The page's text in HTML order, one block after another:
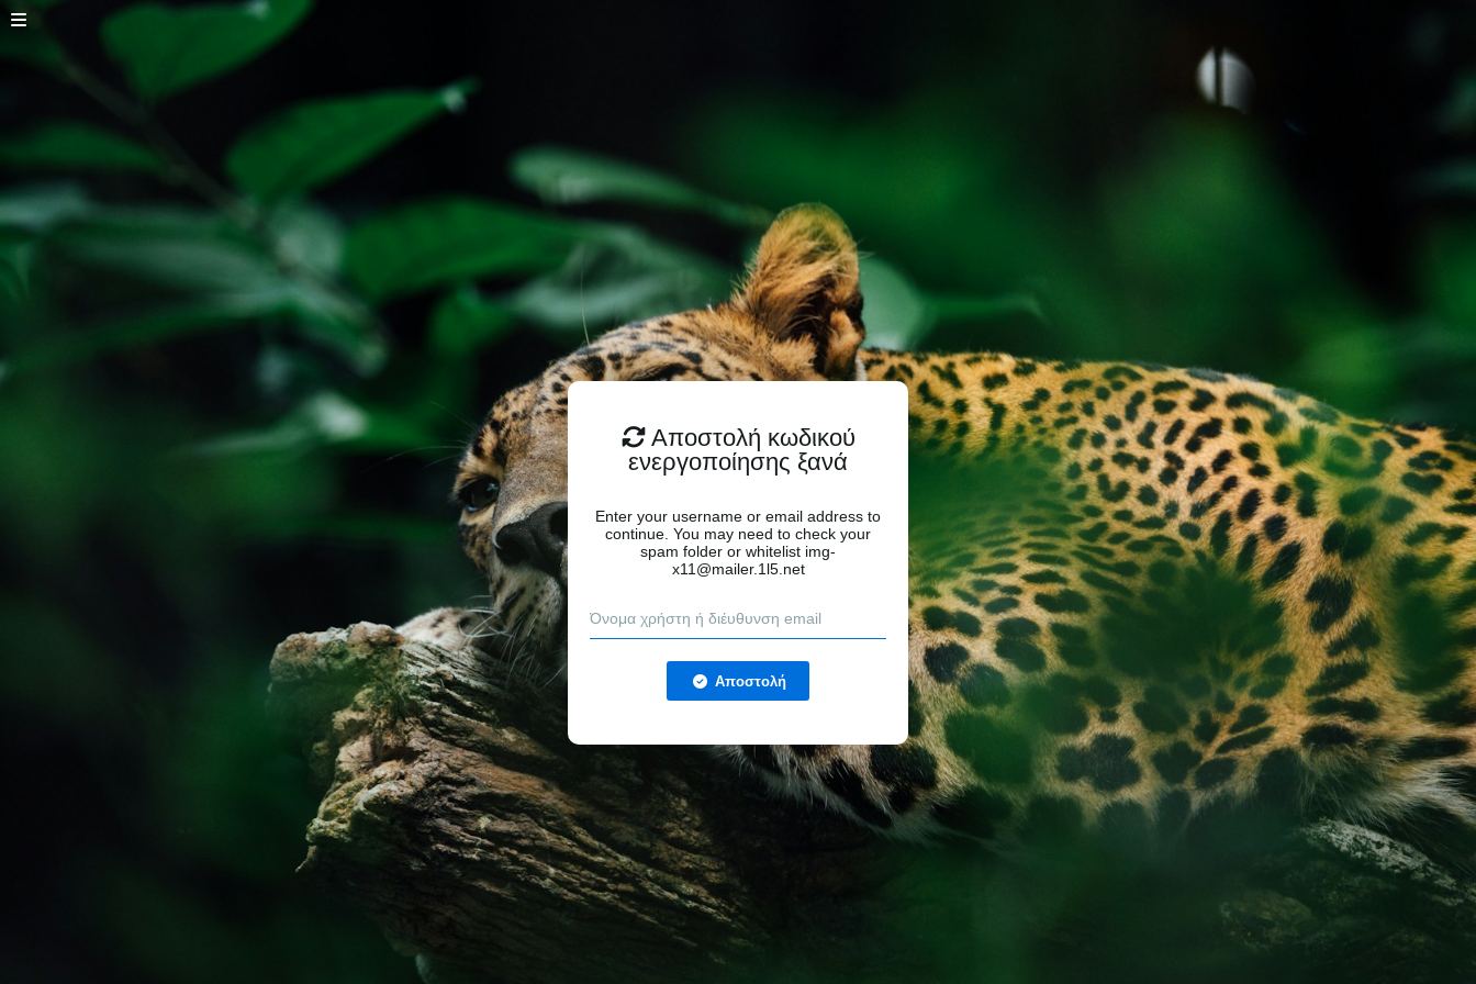
Αποστολή κωδικού
ενεργοποίησης ξανά
Enter your username or email address to
continue. You may need to check your
spam folder or whitelist img-
x11@mailer.1l5.net
Αποστολή